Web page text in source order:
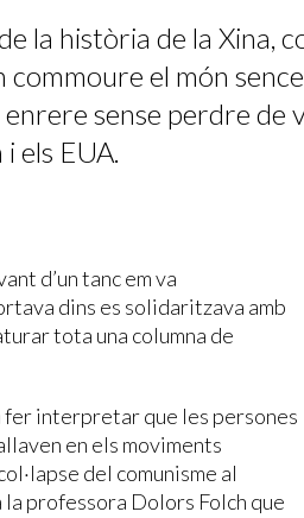
la història de la Xina,
el món
sense perdre de
els EUA.
d’un tanc em va
dins es solidaritzava amb
tota una columna de
fer interpretar que les persones
en els moviments
del comunisme al
la professora Dolors Folch que